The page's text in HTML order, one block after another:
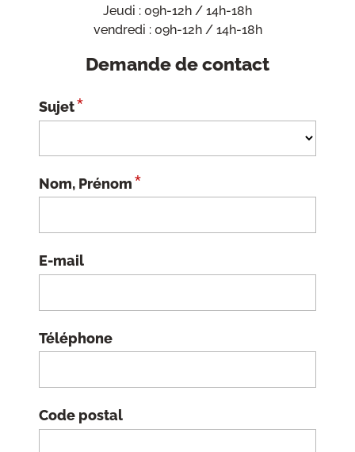
Jeudi : 09h-12h / 14h-18h
vendredi : 09h-12h / 14h-18h
Demande de contact
Sujet*
Nom, Prénom*
E-mail
Téléphone
Code postal